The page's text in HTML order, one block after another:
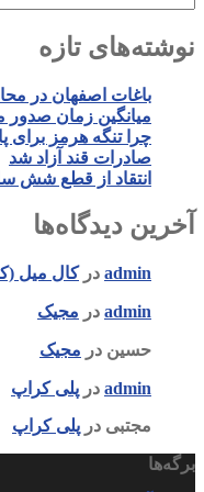
نوشته‌های تازه
باغات اصفهان در
میانگین زمان صدور
چرا تنگه هرمز برای
صادرات قند آزاد شد
انتقاد از قطع شش
آخرین دیدگاه‌ها
admin درکال میل
admin در مجیک
حسین در مجیک
admin در پلی کراپ
مجتبی در پلی کراپ
برگه‌ها